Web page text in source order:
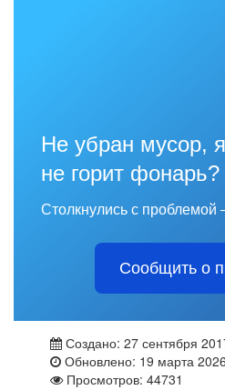
Не убран мусор,
не горит фонарь?
Столкнулись с
Сообщить о
Создано: 27 сентября
Обновлено: 19 марта 2026
Просмотров: 44731